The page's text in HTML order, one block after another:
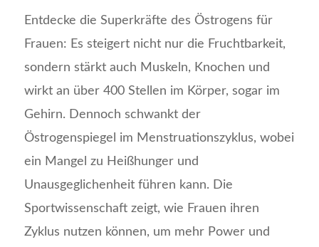
Entdecke die Superkräfte des Östrogens für
Frauen: Es steigert nicht nur die Fruchtbarkeit,
sondern stärkt auch Muskeln, Knochen und
wirkt an über 400 Stellen im Körper, sogar im
Gehirn. Dennoch schwankt der
Östrogenspiegel im Menstruationszyklus, wobei
ein Mangel zu Heißhunger und
Unausgeglichenheit führen kann. Die
Sportwissenschaft zeigt, wie Frauen ihren
Zyklus nutzen können, um mehr Power und